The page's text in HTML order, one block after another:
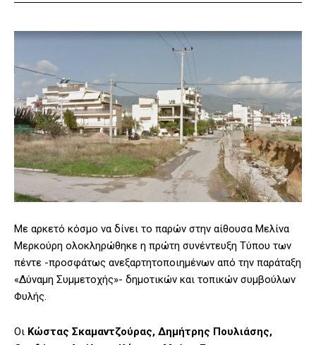
Με αρκετό κόσμο να δίνει το παρών στην αίθουσα Μελίνα
Μερκούρη ολοκληρώθηκε η πρώτη συνέντευξη Τύπου των
πέντε -προσφάτως ανεξαρτητοποιημένων από την παράταξη
«Δύναμη Συμμετοχής»- δημοτικών και τοπικών συμβούλων
Φυλής.
Οι Κώστας Σκαμαντζούρας, Δημήτρης Πουλιάσης,